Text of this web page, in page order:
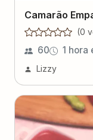
Camarão
(0
60 1 hora
Lizzy